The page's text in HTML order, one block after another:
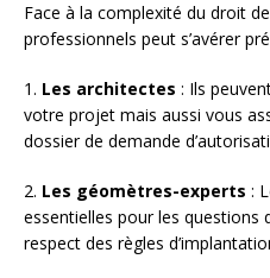
Face à la complexité du droit
professionnels peut s’avérer
1. Les architectes : Ils
votre projet mais aussi vous
dossier de demande
2. Les géomètres-experts :
essentielles pour les questions
respect des règles